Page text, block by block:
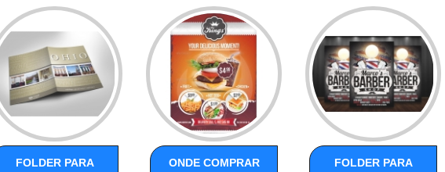
FOLDER PARA
ONDE COMPRAR
FOLDER PARA